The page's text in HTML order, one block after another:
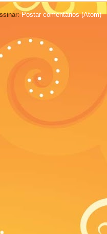
Postar comentários (Atom)